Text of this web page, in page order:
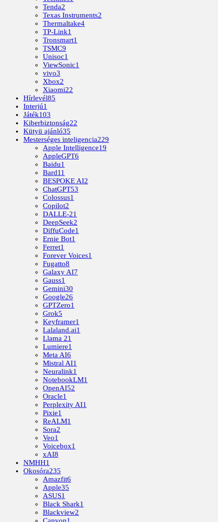
Tenda2
Texas Instruments2
Thermaltake4
TP-Link1
Tronsmart1
TSMC9
Unisoc1
ViewSonic1
vivo3
Xbox2
Xiaomi22
Hírlevél85
Interjú1
Játék103
Kiberbiztonság22
Kütyü ajánló35
Mesterséges inteligencia229
Apple Intelligence19
AppleGPT6
Baidu1
Bard11
BESPOKE AI2
ChatGPT53
Colossus1
Copilot2
DALLE-21
DeepSeek2
DiffuCode1
Ernie Bot1
Ferret1
Forever Voices1
Fugatto8
Galaxy AI7
Gauss1
Gemini30
Google26
GPTZero1
Grok5
Keyframer1
Lalaland.ai1
Llama 21
Lumiere1
Meta AI6
Mistral AI1
Neuralink1
NotebookLM1
OpenAI52
Oracle1
Perplexity AI1
Pixie1
ReALM1
Sora2
Veo1
Voicebox1
xAI8
NMHH1
Okosóra235
Amazfit6
Apple35
ASUS1
Black Shark1
Blackview2